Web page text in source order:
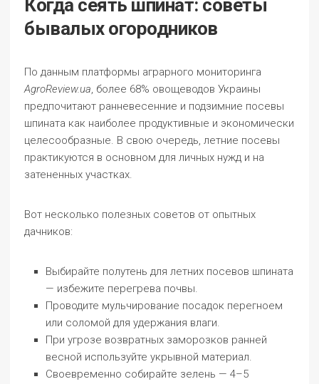
Когда сеять шпинат: советы
бывалых огородников
По данным платформы аграрного мониторинга
AgroReview.ua, более 68% овощеводов Украины
предпочитают ранневесенние и подзимние посевы
шпината как наиболее продуктивные и экономически
целесообразные. В свою очередь, летние посевы
практикуются в основном для личных нужд и на
затененных участках.
Вот несколько полезных советов от опытных
дачников:
Выбирайте полутень для летних посевов шпината
— избежите перегрева почвы.
Проводите мульчирование посадок перегноем
или соломой для удержания влаги.
При угрозе возвратных заморозков ранней
весной используйте укрывной материал.
Своевременно собирайте зелень — 4–5